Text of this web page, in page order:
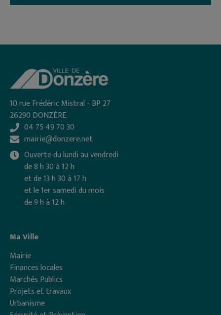
10 rue Frédéric Mistral - BP 27
26290 DONZÈRE
04 75 49 70 30
mairie@donzere.net
Ouverte du lundi au vendredi
de 8 h 30 à 12 h
et de 13 h 30 à 17 h
et le 1er samedi du mois
de 9 h à 12 h
Ma Ville
Mairie
Finances locales
Marchés Publics
Projets et travaux
Urbanisme